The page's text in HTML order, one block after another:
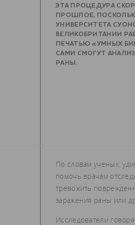
ЭТА ПРОЦЕДУРА
ПРОШЛОЕ,
УНИВЕРСИТЕТА
ВЕЛИКОБРИТАНИИ
ПЕЧАТЬЮ «УМНЫХ
САМИ СМОГУТ
РАНЫ.
По словам ученых,
помочь врачам
тревожить
заражения раны или
Исследователи